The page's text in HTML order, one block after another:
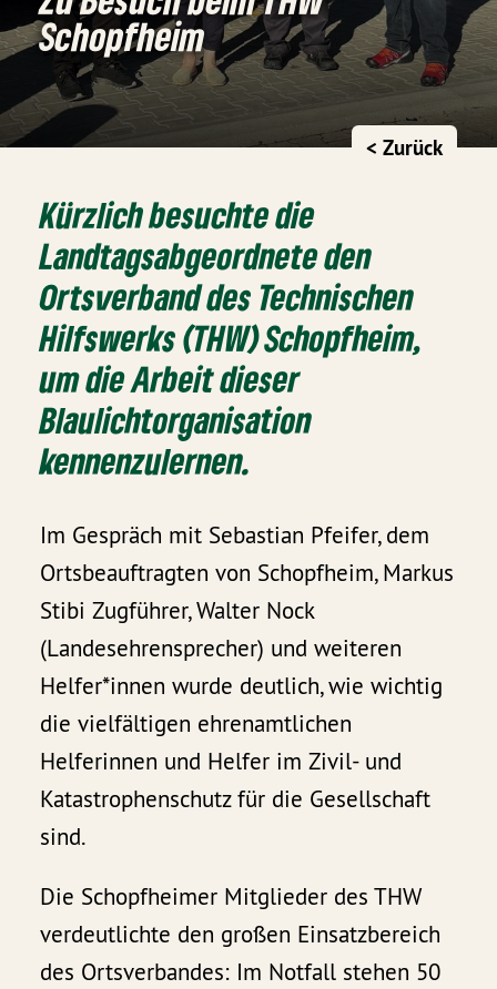
Schopfheim
< Zurück
Kürzlich besuchte die
Landtagsabgeordnete den
Ortsverband des Technischen
Hilfswerks (THW) Schopfheim,
um die Arbeit dieser
Blaulichtorganisation
kennenzulernen.
Im Gespräch mit Sebastian Pfeifer, dem
Ortsbeauftragten von Schopfheim, Markus
Stibi Zugführer, Walter Nock
(Landesehrensprecher) und weiteren
Helfer*innen wurde deutlich, wie wichtig
die vielfältigen ehrenamtlichen
Helferinnen und Helfer im Zivil- und
Katastrophenschutz für die Gesellschaft
sind.
Die Schopfheimer Mitglieder des THW
verdeutlichte den großen Einsatzbereich
des Ortsverbandes: Im Notfall stehen 50